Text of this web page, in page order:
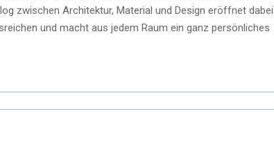
zwischen Architektur, Material und Design eröffnet dabei
und macht aus jedem Raum ein ganz persönliches